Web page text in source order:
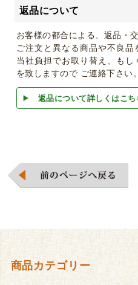
返品について
お客様の都合による、返品・
ご注文と異なる商品や不良
当社負担でお取り替え、も
を致しますので ご連絡下さい。
返品について詳しくはこち
商品カテゴリー